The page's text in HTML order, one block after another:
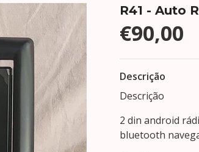
R41 - Auto
€90,00
Descrição
Descrição
2 din android
bluetooth